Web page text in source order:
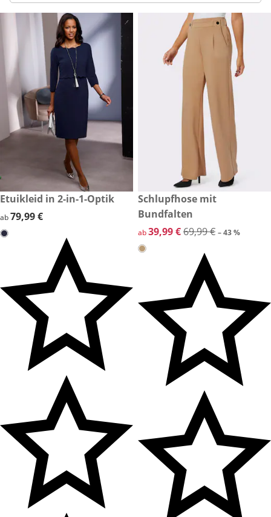
79,99 €
Etuikleid in 2-in-1-Optik
79,99 €
ab79,99 €
reduzierter Preis 39,99 €,
-43 %
Schlupfhose mit
Bundfalten
reduzierter Preis 39,99 €,
ab39,99 €69,99 € – 43 %